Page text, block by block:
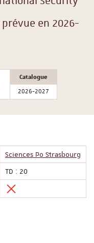
prévue en 2026-
Catalogue
2026-2027
Sciences Po Strasbourg
TD : 20